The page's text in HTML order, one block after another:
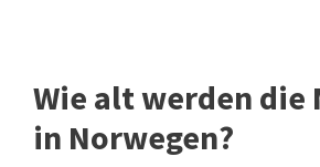
Wie alt werden die
in Norwegen?